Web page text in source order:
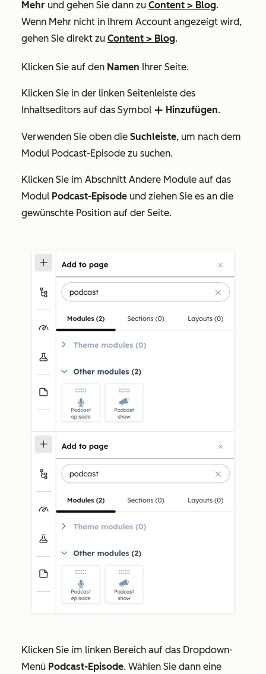
Mehr und gehen Sie dann zu Content > Blog.
Wenn Mehr nicht in Ihrem Account angezeigt wird,
gehen Sie direkt zu Content > Blog.
Klicken Sie auf den Namen Ihrer Seite.
Klicken Sie in der linken Seitenleiste des
Inhaltseditors auf das Symbol add Hinzufügen.
Verwenden Sie oben die Suchleiste, um nach dem
Modul Podcast-Episode zu suchen.
Klicken Sie im Abschnitt Andere Module auf das
Modul Podcast-Episode und ziehen Sie es an die
gewünschte Position auf der Seite.
Klicken Sie im linken Bereich auf das Dropdown-
Menü Podcast-Episode. Wählen Sie dann eine